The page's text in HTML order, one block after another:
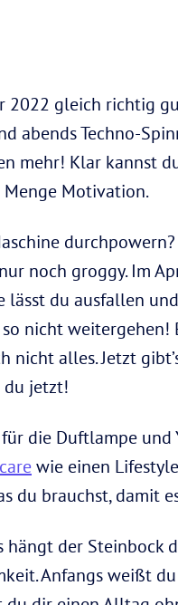
2022 gleich richtig
abends Techno-
mehr! Klar kannst
Menge Motivation.
noch groggy. Im
du ausfallen
nicht
nicht alles. Jetzt
du jetzt!
die Duftlampe
wie einen
du brauchst, damit
der Steinbock
Anfangs weißt